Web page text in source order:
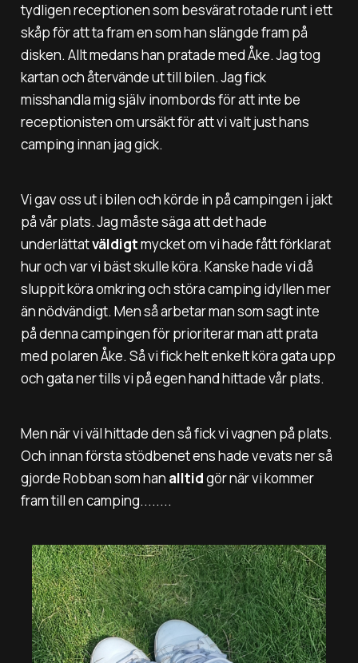
tydligen receptionen som besvärat rotade runt i ett
skåp för att ta fram en som han slängde fram på
disken. Allt medans han pratade med Åke. Jag tog
kartan och återvände ut till bilen. Jag fick
misshandla mig själv inombords för att inte be
receptionisten om ursäkt för att vi valt just hans
camping innan jag gick.
Vi gav oss ut i bilen och körde in på campingen i jakt
på vår plats. Jag måste säga att det hade
underlättatväldigtmycket om vi hade fått förklarat
hur och var vi bäst skulle köra. Kanske hade vi då
sluppit köra omkring och störa camping idyllen mer
än nödvändigt. Men så arbetar man som sagt inte
på denna campingen för prioriterar man att prata
med polaren Åke. Så vi fick helt enkelt köra gata upp
och gata ner tills vi på egen hand hittade vår plats.
Men när vi väl hittade den så fick vi vagnen på plats.
Och innan första stödbenet ens hade vevats ner så
gjorde Robban som han alltidgör när vi kommer
fram till en camping........